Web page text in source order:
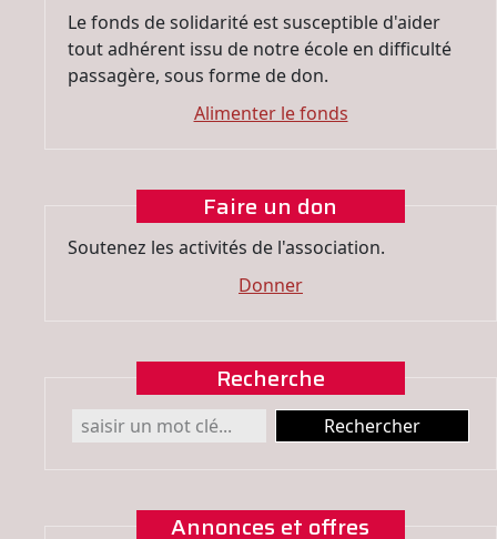
Le fonds de solidarité est susceptible d'aider
tout adhérent issu de notre école en difficulté
passagère, sous forme de don.
Alimenter le fonds
Faire un don
Soutenez les activités de l'association.
Donner
Recherche
Annonces et offres